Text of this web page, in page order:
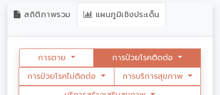
สถิติภาพรวม แผนภูมิเชิงประเด็น
การตาย
การป่วยโรคติดต่อ
การป่วยโรคไม่ติดต่อ
การบริการสุขภาพ